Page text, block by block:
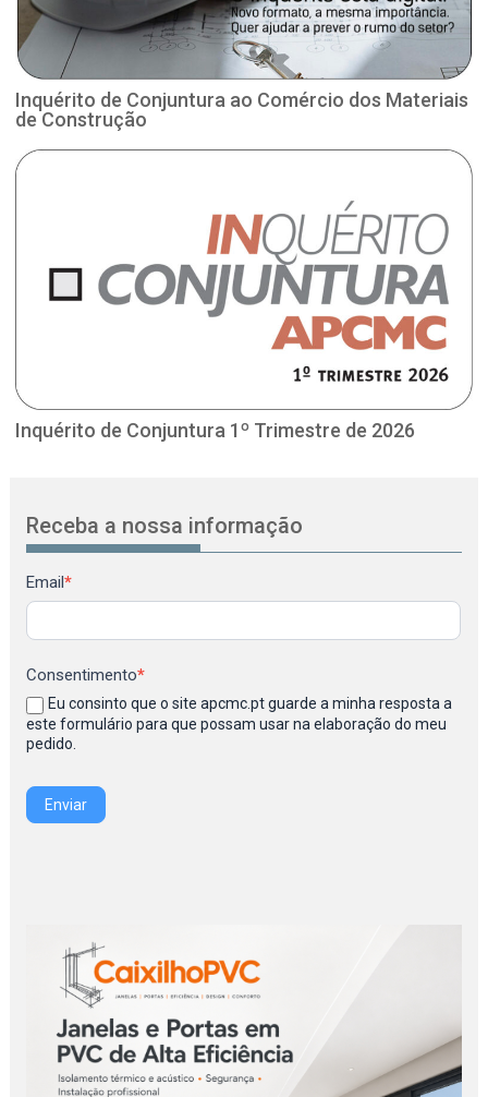
Inquérito de Conjuntura ao Comércio dos Materiais
de Construção
Inquérito de Conjuntura 1º Trimestre de 2026
Receba a nossa informação
Newsletter
Email*
Consentimento*
Eu consinto que o site apcmc.pt guarde a minha resposta a
este formulário para que possam usar na elaboração do meu
pedido.
Enviar